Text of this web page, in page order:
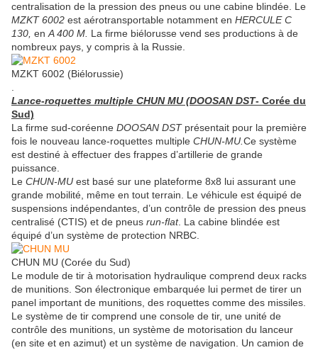
centralisation de la pression des pneus ou une cabine blindée. Le
MZKT 6002 est aérotransportable notamment en HERCULE C
130, en A 400 M. La firme biélorusse vend ses productions à de
nombreux pays, y compris à la Russie.
MZKT 6002 (Biélorussie)
Lance-roquettes multiple CHUN MU (DOOSAN DST- Corée du
Sud)
La firme sud-coréenne DOOSAN DSTprésentait pour la première
fois le nouveau lance-roquettes multiple CHUN-MU. Ce système
est destiné à effectuer des frappes d’artillerie de grande
puissance.
Le CHUN-MU est basé sur une plateforme 8x8 lui assurant une
grande mobilité, même en tout terrain. Le véhicule est équipé de
suspensions indépendantes, d’un contrôle de pression des pneus
centralisé (CTIS) et de pneus run-flat. La cabine blindée est
équipé d’un système de protection NRBC.
CHUN MU (Corée du Sud)
Le module de tir à motorisation hydraulique comprend deux racks
de munitions. Son électronique embarquée lui permet de tirer un
panel important de munitions, des roquettes comme des missiles.
Le système de tir comprend une console de tir, une unité de
contrôle des munitions, un système de motorisation du lanceur
(en site et en azimut) et un système de navigation. Un camion de